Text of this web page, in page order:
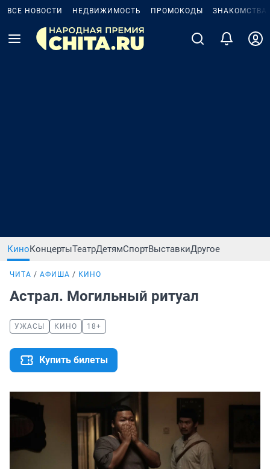
ВСЕ НОВОСТИ НЕДВИЖИМОСТЬ ПРОМОКОДЫ ЗНАКОМСТВА
КиноКонцертыТеатрДетямСпортВыставкиДругое
ЧИТА АФИША КИНО
Астрал. Могильный ритуал
УЖАСЫ КИНО 18+
Купить билеты